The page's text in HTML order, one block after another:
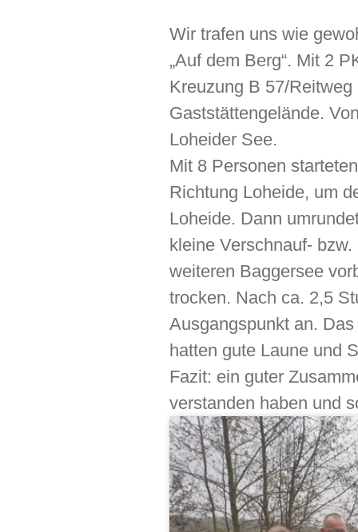
Wir trafen uns wie
„Auf dem Berg“. Mit 2
Kreuzung B 57/
Gaststättengelände.
Loheider See.
Mit 8 Personen
Richtung Loheide, um
Loheide. Dann
kleine Verschnauf-
weiteren Baggersee
trocken. Nach ca. 2,5
Ausgangspunkt an.
hatten gute Laune und
Fazit: ein guter
verstanden haben und